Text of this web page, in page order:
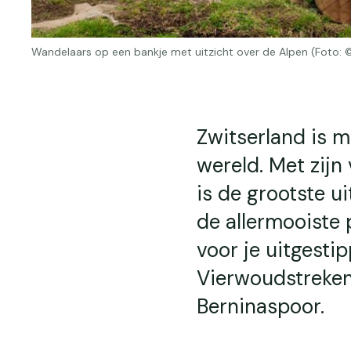
Wandelaars op een bankje met uitzicht over de Alpen (Foto:
Zwitserland is
wereld. Met zijn
is de grootste
de allermooiste
voor je
Berninaspoor.